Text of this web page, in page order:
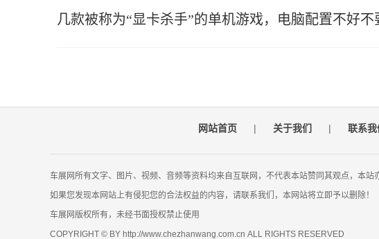
几款被称为“显卡杀手”的单机游戏，电脑配置不好不
网站首页 | 关于我们 | 联系我
车展网所有文字、图片、视频、音频等资料均来自互联网，不代表本站赞同其观点，本
如果您发现本网站上有侵犯您的合法权益的内容，请联系我们，本网站将立即予以删除！
车展网版权所有，未经书面授权禁止使用
COPYRIGHT © BY http://www.chezhanwang.com.cn ALL RIGHTS RESERVED